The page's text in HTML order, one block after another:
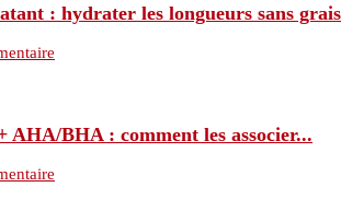
: hydrater les longueurs sans
AHA/BHA : comment les associer...